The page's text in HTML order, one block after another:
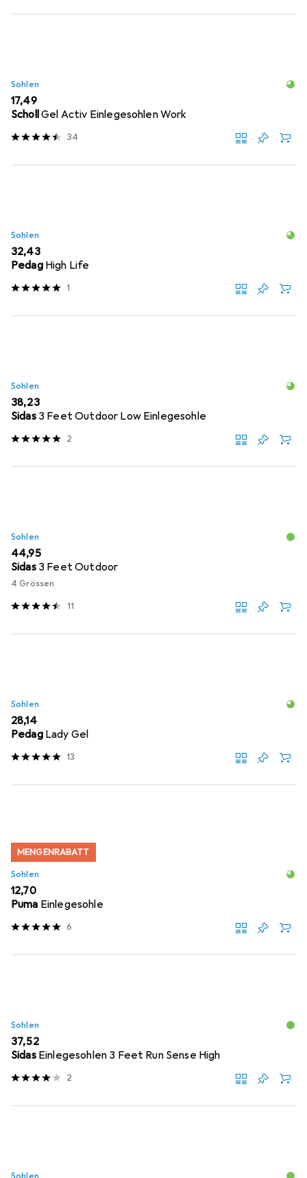
Sohlen
EUR
17,49
SchollGel Activ Einlegesohlen Work
34
Sohlen
EUR
32,43
Pedag High Life
1
Sohlen
EUR
38,23
Sidas 3 Feet Outdoor Low Einlegesohle
2
Sohlen
EUR
44,95
Sidas 3 Feet Outdoor
4 Grössen
11
Sohlen
EUR
28,14
Pedag Lady Gel
13
MENGENRABATT
Sohlen
EUR
12,70
Puma Einlegesohle
6
Sohlen
EUR
37,52
Sidas Einlegesohlen 3 Feet Run Sense High
2
Sohlen